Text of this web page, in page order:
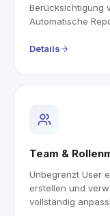
Berücksichtigung
Automatische
Details
Team &
Unbegrenzt User
erstellen und
vollständig